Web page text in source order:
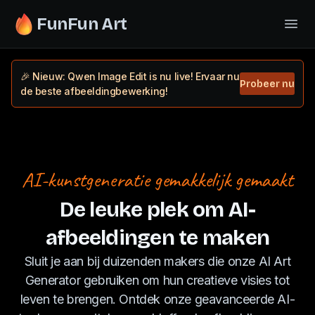
FunFun Art
🎉 Nieuw: Qwen Image Edit is nu live! Ervaar nu
de beste afbeeldingbewerking!
Probeer nu
AI-kunstgeneratie gemakkelijk gemaakt
De leuke plek om AI-
afbeeldingen te maken
Sluit je aan bij duizenden makers die onze AI Art
Generator gebruiken om hun creatieve visies tot
leven te brengen. Ontdek onze geavanceerde AI-